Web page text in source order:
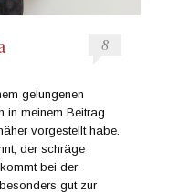
8
gelungenen
in meinem Beitrag
vorgestellt habe.
der schräge
bei der
gut zur